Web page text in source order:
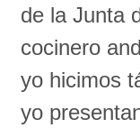
de la Junta
cocinero
yo hicimos
yo